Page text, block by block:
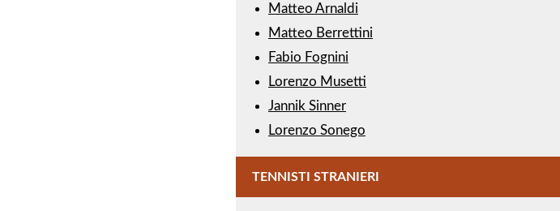
Matteo Arnaldi
Matteo Berrettini
Fabio Fognini
Lorenzo Musetti
Jannik Sinner
Lorenzo Sonego
TENNISTI STRANIERI